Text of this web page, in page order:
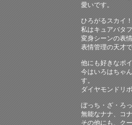
愛いです。
ひろがるスカイ
私はキュアバタ
変身シーンの表
表情管理の天才で
他にも好きなポ
今はいろはちゃ
す。
ダイヤモンドリ
ぼっち・ざ・ろ
無能なナナ、コ
その他にも、ク